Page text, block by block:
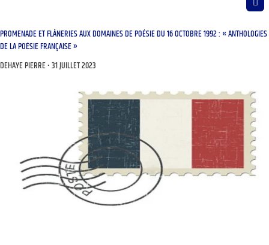
PROMENADE ET FLÂNERIES AUX DOMAINES DE POÉSIE DU 16 OCTOBRE 1992 : « ANTHOLOGIES
DE LA POÉSIE FRANÇAISE »
DEHAYE PIERRE 31 JUILLET 2023